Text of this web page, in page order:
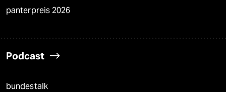
panterpreis 2026
Podcast
bundestalk